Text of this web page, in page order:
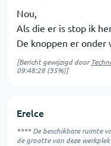
Nou,
Als die er is stop ik
De knoppen er
[Bericht gewijzigd door
09:48:28(35%)]
Erelce
**** De beschikbare ruimte
de grootte van deze